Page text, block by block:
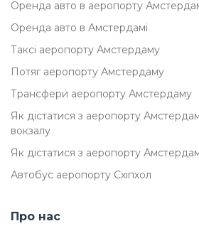
Оренда авто в аеропорту
Оренда авто в Амстердамі
Таксі аеропорту Амстердаму
Потяг аеропорту Амстердаму
Трансфери аеропорту Амстердаму
Як дістатися з аеропорту
вокзалу
Як дістатися з аеропорту
Автобус аеропорту Схіпхол
Про нас